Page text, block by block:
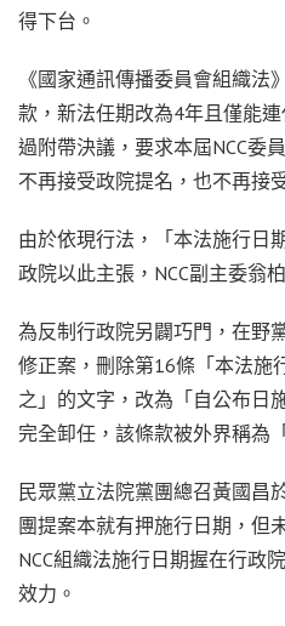
得下台。
《國家通訊傳播委員會組織法
款，新法任期改為4年且僅能
過附帶決議，要求本屆NCC委
不再接受政院提名，也不再接
由於依現行法，「本法施行日
政院以此主張，NCC副主委翁
為反制行政院另闢巧門，在野
修正案，刪除第16條「本法施
之」的文字，改為「自公布日
完全卸任，該條款被外界稱為
民眾黨立法院黨團總召黃國昌
團提案本就有押施行日期，但
NCC組織法施行日期握在行政
效力。